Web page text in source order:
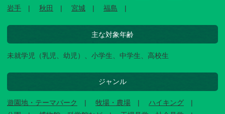
岩手
秋田 宮城 福島
主な対象年齢
未就学児（乳児、幼児）、小学生、中学生、高校生
ジャンル
遊園地・テーマパーク 牧場・農場
ハイキング